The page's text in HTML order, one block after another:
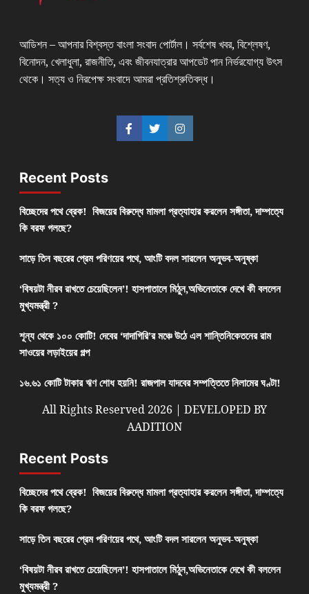
আডিশন – আপনার বিশ্বস্ত বাংলা সংবাদ পোর্টাল। সর্বশেষ খবর, বিশ্লেষণ,
বিনোদন, খেলাধুলা, রাজনীতি, এবং জীবনযাত্রার আপডেট পান নির্ভরযোগ্য উৎস
থেকে। সত্য ও নিরপেক্ষ সংবাদে আমরা প্রতিশ্রুতিবদ্ধ।
Recent Posts
বিচ্ছেদের পথে ব্রেক! বিজয়ের বিরুদ্ধে মামলা প্রত্যাহার করলেন সঙ্গীতা, দাম্পত্যে
কি বরফ গলছে?
সাড়ে তিন বছরের প্রেম পরিণয়ের পথে, আংটি বদল সারলেন অনুভব-অনুষ্কা
‘বিষয়টা নীরব রাখতে চেয়েছিলেন’! হাসপাতালে মিঠুন,অভিনেতাকে দেখে কী বললেন
মুখ্যমন্ত্রী ?
শূন্য থেকে ১০০ কোটি! দেবের ‘দাদাগিরি’র মঞ্চে উঠে এল শান্তিনিকেতনের রাম
সাওয়ের লড়াইয়ের গল্প
১৬.৬১ কোটি টাকার ঋণ শোধ হয়নি! রাজপাল যাদবের সম্পত্তিতে নিলামের ঘণ্টা!
All Rights Reserved 2026 | DEVELOPED BY
AADITION
Recent Posts
বিচ্ছেদের পথে ব্রেক! বিজয়ের বিরুদ্ধে মামলা প্রত্যাহার করলেন সঙ্গীতা, দাম্পত্যে
কি বরফ গলছে?
সাড়ে তিন বছরের প্রেম পরিণয়ের পথে, আংটি বদল সারলেন অনুভব-অনুষ্কা
‘বিষয়টা নীরব রাখতে চেয়েছিলেন’! হাসপাতালে মিঠুন,অভিনেতাকে দেখে কী বললেন
মুখ্যমন্ত্রী ?